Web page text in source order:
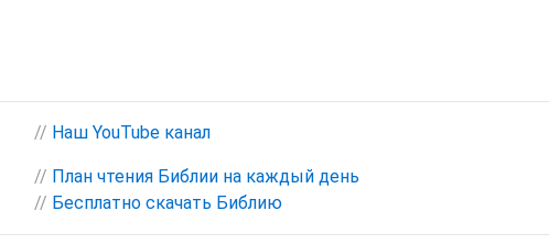
// Наш YouTube канал
// План чтения Библии на каждый день
// Бесплатно скачать Библию